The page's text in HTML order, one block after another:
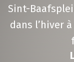
Sint-
dans l’hiver